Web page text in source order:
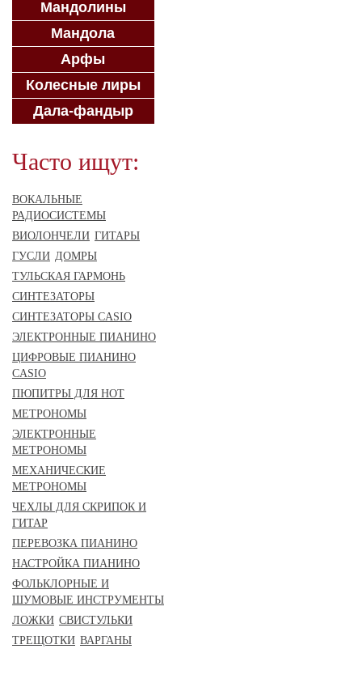
Мандолины
Мандола
Арфы
Колесные лиры
Дала-фандыр
Часто ищут:
ВОКАЛЬНЫЕ
РАДИОСИСТЕМЫ
ВИОЛОНЧЕЛИ ГИТАРЫ
ГУСЛИ ДОМРЫ
ТУЛЬСКАЯ ГАРМОНЬ
СИНТЕЗАТОРЫ
СИНТЕЗАТОРЫ CASIO
ЭЛЕКТРОННЫЕ ПИАНИНО
ЦИФРОВЫЕ ПИАНИНО
CASIO
ПЮПИТРЫ ДЛЯ НОТ
МЕТРОНОМЫ
ЭЛЕКТРОННЫЕ
МЕТРОНОМЫ
МЕХАНИЧЕСКИЕ
МЕТРОНОМЫ
ЧЕХЛЫ ДЛЯ СКРИПОК И
ГИТАР
ПЕРЕВОЗКА ПИАНИНО
НАСТРОЙКА ПИАНИНО
ФОЛЬКЛОРНЫЕ И
ШУМОВЫЕ ИНСТРУМЕНТЫ
ЛОЖКИ СВИСТУЛЬКИ
ТРЕЩОТКИ ВАРГАНЫ